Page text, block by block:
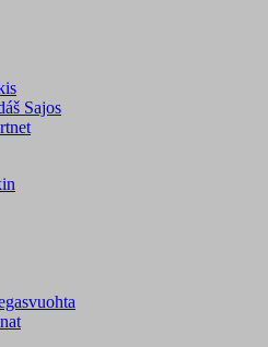
Sajos